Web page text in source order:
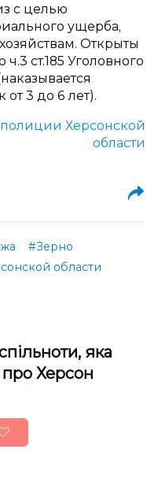
с целью
ущерба,
Открыты
ст.185 Уголовного
3 до 6 лет).
Херсонской
области
#Зерно
области
яка
про Херсон